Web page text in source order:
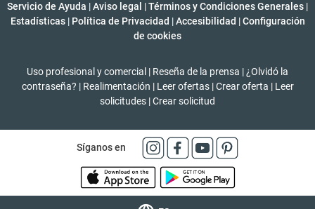
Servicio de Ayuda |Aviso legal |Términos y Condiciones Generales |
Estadísticas | Política de Privacidad | Accesibilidad | Configuración
de cookies
Uso profesional y comercial | Reseña de la prensa | ¿Olvidó la
contraseña? | Realimentación | Leer ofertas | Crear oferta | Leer
solicitudes |Crear solicitud
Síganos en